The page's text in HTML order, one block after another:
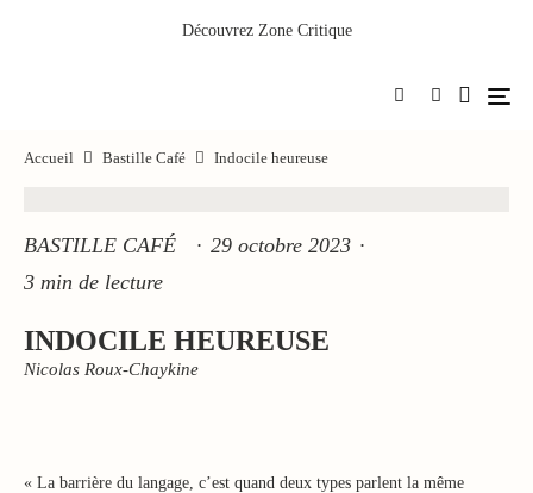
Découvrez Zone Critique
Accueil Bastille Café Indocile heureuse
BASTILLE CAFÉ · 29 octobre 2023 ·
3 min de lecture
INDOCILE HEUREUSE
Nicolas Roux-Chaykine
« La barrière du langage, c’est quand deux types parlent la même